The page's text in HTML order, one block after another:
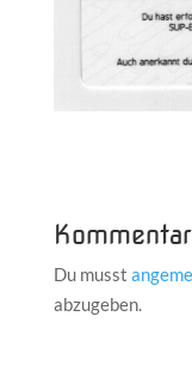
Du musst
abzugeben.